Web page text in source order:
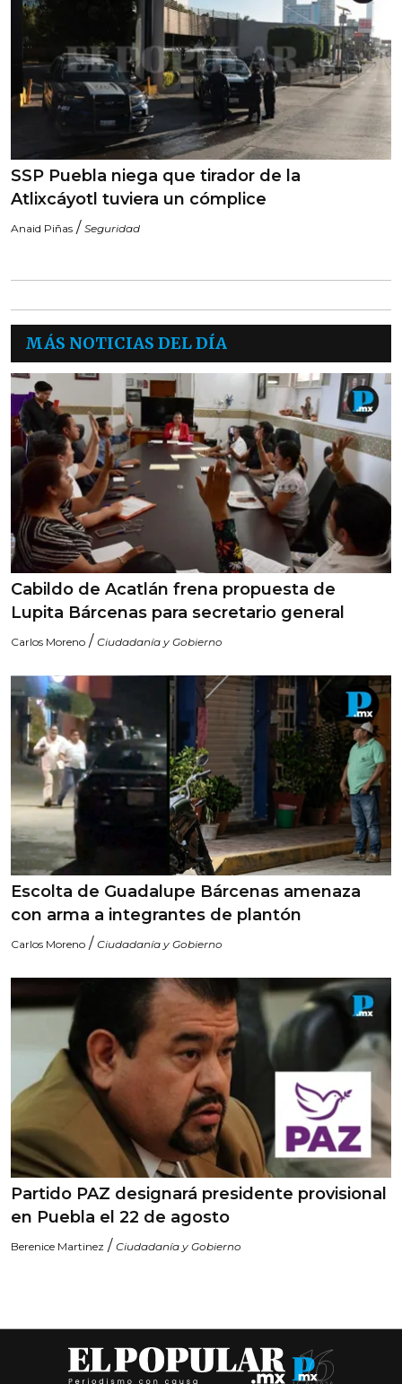
SSP Puebla niega que tirador de la
Atlixcáyotl tuviera un cómplice
Anaid Piñas / Seguridad
MÁS NOTICIAS DEL DÍA
Cabildo de Acatlán frena propuesta de
Lupita Bárcenas para secretario general
Carlos Moreno / Ciudadanía y Gobierno
Escolta de Guadalupe Bárcenas amenaza
con arma a integrantes de plantón
Carlos Moreno / Ciudadanía y Gobierno
Partido PAZ designará presidente provisional
en Puebla el 22 de agosto
Berenice Martinez / Ciudadanía y Gobierno